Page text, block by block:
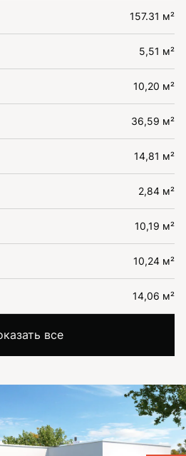
157.31 м²
5,51 м²
10,20 м²
36,59 м²
14,81 м²
2,84 м²
10,19 м²
10,24 м²
14,06 м²
все